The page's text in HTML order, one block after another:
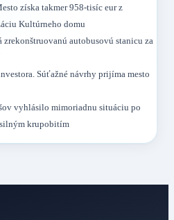
získa takmer 958-tisíc eur z
Kultúrneho domu
zrekonštruovanú autobusovú stanicu za
Súťažné návrhy prijíma mesto
vyhlásilo mimoriadnu situáciu po
krupobitím